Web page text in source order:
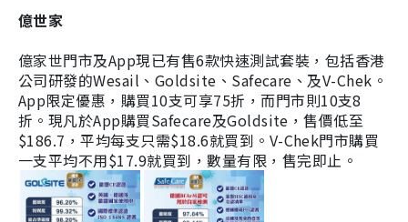
億世家
億家世門市及App現已有售6款快速測試套裝，包括香港
公司研發的Wesail、Goldsite、Safecare、及V-Chek。
App限定優惠，購買10支可享75折，而門市則10支8
折。現凡於App購買Safecare及Goldsite，售價低至
$186.7，平均每支只需$18.6就買到。V-Chek門市購買
一支平均不用$17.9就買到，數量有限，售完即止。